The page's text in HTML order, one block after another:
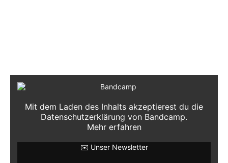
Mit dem Laden des Inhalts akzeptierest du die
Datenschutzerklärung von Bandcamp.
Mehr erfahren
✉️ Unser Newsletter